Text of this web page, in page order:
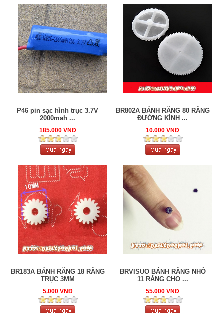
P46 pin sạc hình trục 3.7V
2000mah ...
185.000 VNĐ
BR802A BÁNH RĂNG 80 RĂNG
ĐƯỜNG KÍNH ...
10.000 VNĐ
BR183A BÁNH RĂNG 18 RĂNG
TRỤC 3MM
5.000 VNĐ
BRVISUO BÁNH RĂNG NHỎ
11 RĂNG CHO ...
55.000 VNĐ